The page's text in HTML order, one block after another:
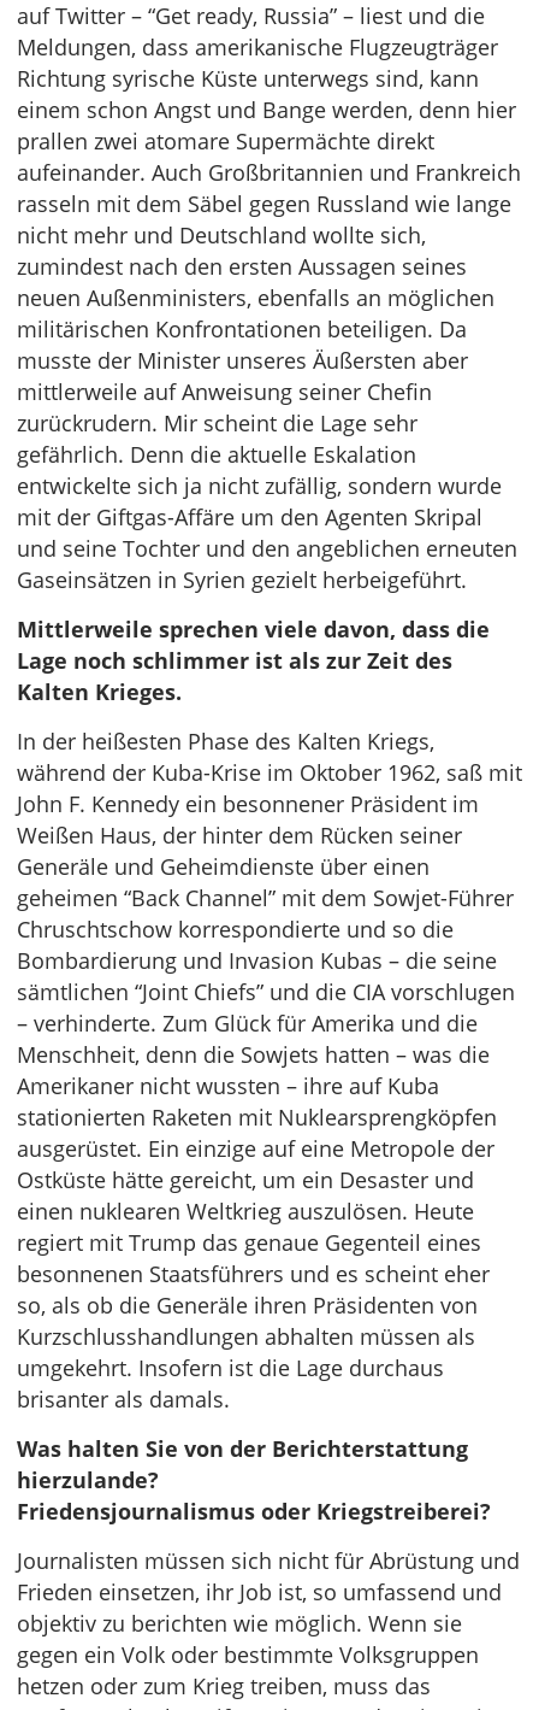
auf Twitter – “Get ready, Russia” – liest und die
Meldungen, dass amerikanische Flugzeugträger
Richtung syrische Küste unterwegs sind, kann
einem schon Angst und Bange werden, denn hier
prallen zwei atomare Supermächte direkt
aufeinander. Auch Großbritannien und Frankreich
rasseln mit dem Säbel gegen Russland wie lange
nicht mehr und Deutschland wollte sich,
zumindest nach den ersten Aussagen seines
neuen Außenministers, ebenfalls an möglichen
militärischen Konfrontationen beteiligen. Da
musste der Minister unseres Äußersten aber
mittlerweile auf Anweisung seiner Chefin
zurückrudern. Mir scheint die Lage sehr
gefährlich. Denn die aktuelle Eskalation
entwickelte sich ja nicht zufällig, sondern wurde
mit der Giftgas-Affäre um den Agenten Skripal
und seine Tochter und den angeblichen erneuten
Gaseinsätzen in Syrien gezielt herbeigeführt.
Mittlerweile sprechen viele davon, dass die
Lage noch schlimmer ist als zur Zeit des
Kalten Krieges.
In der heißesten Phase des Kalten Kriegs,
während der Kuba-Krise im Oktober 1962, saß mit
John F. Kennedy ein besonnener Präsident im
Weißen Haus, der hinter dem Rücken seiner
Generäle und Geheimdienste über einen
geheimen “Back Channel” mit dem Sowjet-Führer
Chruschtschow korrespondierte und so die
Bombardierung und Invasion Kubas – die seine
sämtlichen “Joint Chiefs” und die CIA vorschlugen
– verhinderte. Zum Glück für Amerika und die
Menschheit, denn die Sowjets hatten – was die
Amerikaner nicht wussten – ihre auf Kuba
stationierten Raketen mit Nuklearsprengköpfen
ausgerüstet. Ein einzige auf eine Metropole der
Ostküste hätte gereicht, um ein Desaster und
einen nuklearen Weltkrieg auszulösen. Heute
regiert mit Trump das genaue Gegenteil eines
besonnenen Staatsführers und es scheint eher
so, als ob die Generäle ihren Präsidenten von
Kurzschlusshandlungen abhalten müssen als
umgekehrt. Insofern ist die Lage durchaus
brisanter als damals.
Was halten Sie von der Berichterstattung
hierzulande?
Friedensjournalismus oder Kriegstreiberei?
Journalisten müssen sich nicht für Abrüstung und
Frieden einsetzen, ihr Job ist, so umfassend und
objektiv zu berichten wie möglich. Wenn sie
gegen ein Volk oder bestimmte Volksgruppen
hetzen oder zum Krieg treiben, muss das